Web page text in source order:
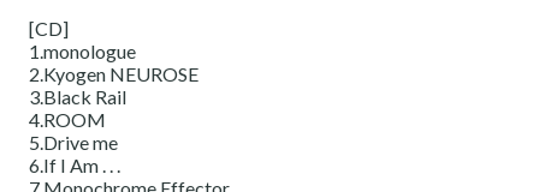
[CD]
1.monologue
2.Kyogen NEUROSE
3.Black Rail
4.ROOM
5.Drive me
6.If I Am . . .